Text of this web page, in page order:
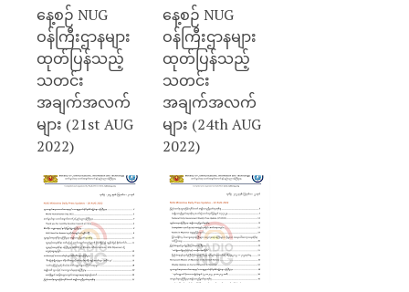
နေ့စဉ် NUG
ဝန်ကြီးဌာနများ
ထုတ်ပြန်သည့်
သတင်း
အချက်အလက်
များ (21st AUG
2022)
နေ့စဉ် NUG
ဝန်ကြီးဌာနများ
ထုတ်ပြန်သည့်
သတင်း
အချက်အလက်
များ (24th AUG
2022)